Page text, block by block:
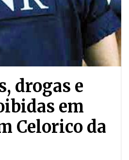
drogas e
em
Celorico da